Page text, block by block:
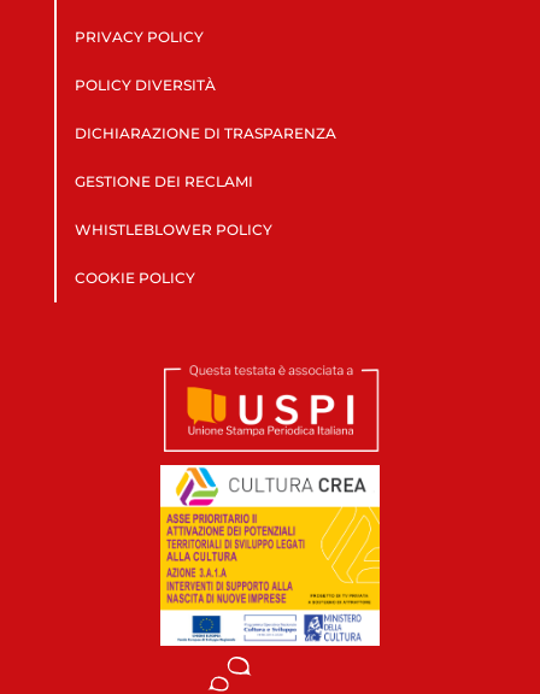
PRIVACY POLICY
POLICY DIVERSITÀ
DICHIARAZIONE DI TRASPARENZA
GESTIONE DEI RECLAMI
WHISTLEBLOWER POLICY
COOKIE POLICY